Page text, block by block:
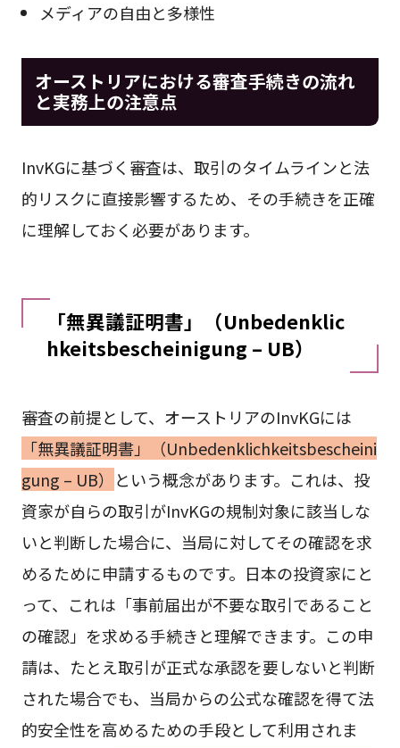
メディアの自由と多様性
オーストリアにおける審査手続きの流れ
と実務上の注意点
InvKGに基づく審査は、取引のタイムラインと法
的リスクに直接影響するため、その手続きを正確
に理解しておく必要があります。
「無異議証明書」（Unbedenklic
hkeitsbescheinigung – UB）
審査の前提として、オーストリアのInvKGには
「無異議証明書」（Unbedenklichkeitsbescheini
gung – UB） という概念があります。これは、投
資家が自らの取引がInvKGの規制対象に該当しな
いと判断した場合に、当局に対してその確認を求
めるために申請するものです。日本の投資家にと
って、これは「事前届出が不要な取引であること
の確認」を求める手続きと理解できます。この申
請は、たとえ取引が正式な承認を要しないと判断
された場合でも、当局からの公式な確認を得て法
的安全性を高めるための手段として利用されま